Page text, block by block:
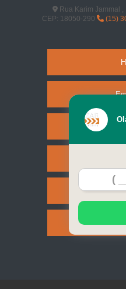
Rua Karim Jammal
CEP: 18050-290
(15)